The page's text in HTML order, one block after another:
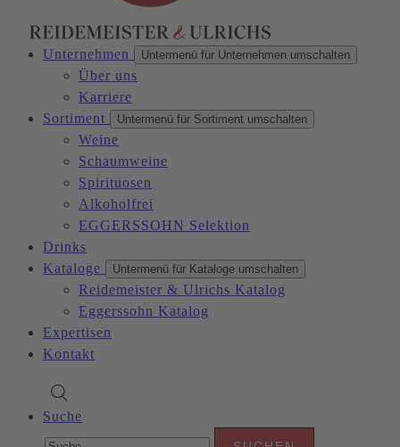
Unternehmen Untermenü für Unternehmen umschalten
Über uns
Karriere
Sortiment
Untermenü für Sortiment umschalten
Weine
Schaumweine
Spirituosen
Alkoholfrei
EGGERSSOHN Selektion
Drinks
Kataloge
Untermenü für Kataloge umschalten
Reidemeister & Ulrichs Katalog
Eggerssohn Katalog
Expertisen
Kontakt
Suche